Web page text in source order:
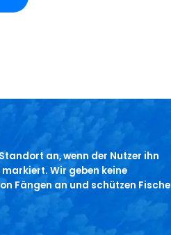
an, wenn der Nutzer ihn
Wir geben keine
Fängen an und schützen Fische